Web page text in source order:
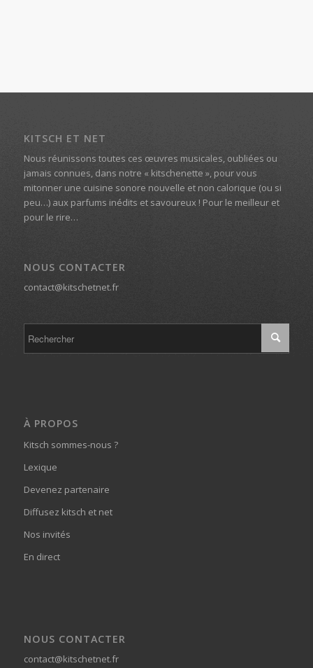
KITSCH ET NET
Nous réunissons toutes ces œuvres musicales, oubliées ou
jamais connues, dans notre « kitschenette », pour vous
mitonner une cuisine sonore nouvelle et non calorique (ou si
peu…) aux parfums inédits et savoureux ! Pour le meilleur et
pour le rire…
NOUS CONTACTER
contact@kitschetnet.fr
À PROPOS
Kitsch sommes-nous ?
Lexique
Devenez partenaire
Diffusez kitsch et net
Nos invités
En direct
NOUS CONTACTER
contact@kitschetnet.fr